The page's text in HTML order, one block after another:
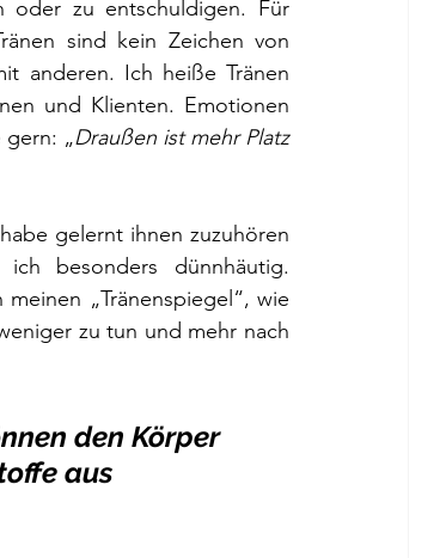
oder zu entschuldigen. Für
sind kein Zeichen von
anderen. Ich heiße Tränen
und Klienten. Emotionen
gern: „Draußen ist mehr Platz
gelernt ihnen zuzuhören
besonders dünnhäutig.
„Tränenspiegel“, wie
zu tun und mehr nach
den Körper
aus